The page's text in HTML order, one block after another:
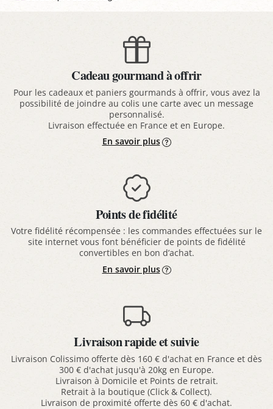
Cadeau gourmand à offrir
Pour les cadeaux et paniers gourmands à offrir, vous avez la
possibilité de joindre au colis une carte avec un message
personnalisé.
Livraison effectuée en France et en Europe.
En savoir plus
Points de fidélité
Votre fidélité récompensée : les commandes effectuées sur le
site internet vous font bénéficier de points de fidélité
convertibles en bon d’achat.
En savoir plus
Livraison rapide et suivie
Livraison Colissimo offerte dès 160 € d'achat en France et dès
300 € d'achat jusqu'à 20kg en Europe.
Livraison à Domicile et Points de retrait.
Retrait à la boutique (Click & Collect).
Livraison de proximité offerte dès 60 € d'achat.